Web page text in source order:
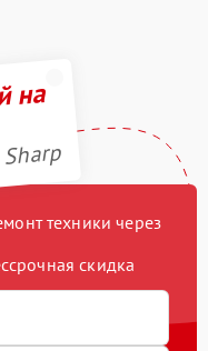
на
техники через
скидка